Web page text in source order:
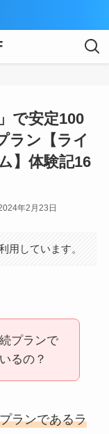
で安定100
ラン【ライ
】体験記16
年2月23日
用しています。
プランで
るの？
ランであるラ